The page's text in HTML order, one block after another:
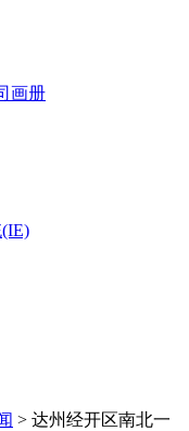
画册
> 达州经开区南北一